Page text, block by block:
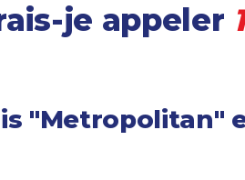
je appeler
"Metropolitan"